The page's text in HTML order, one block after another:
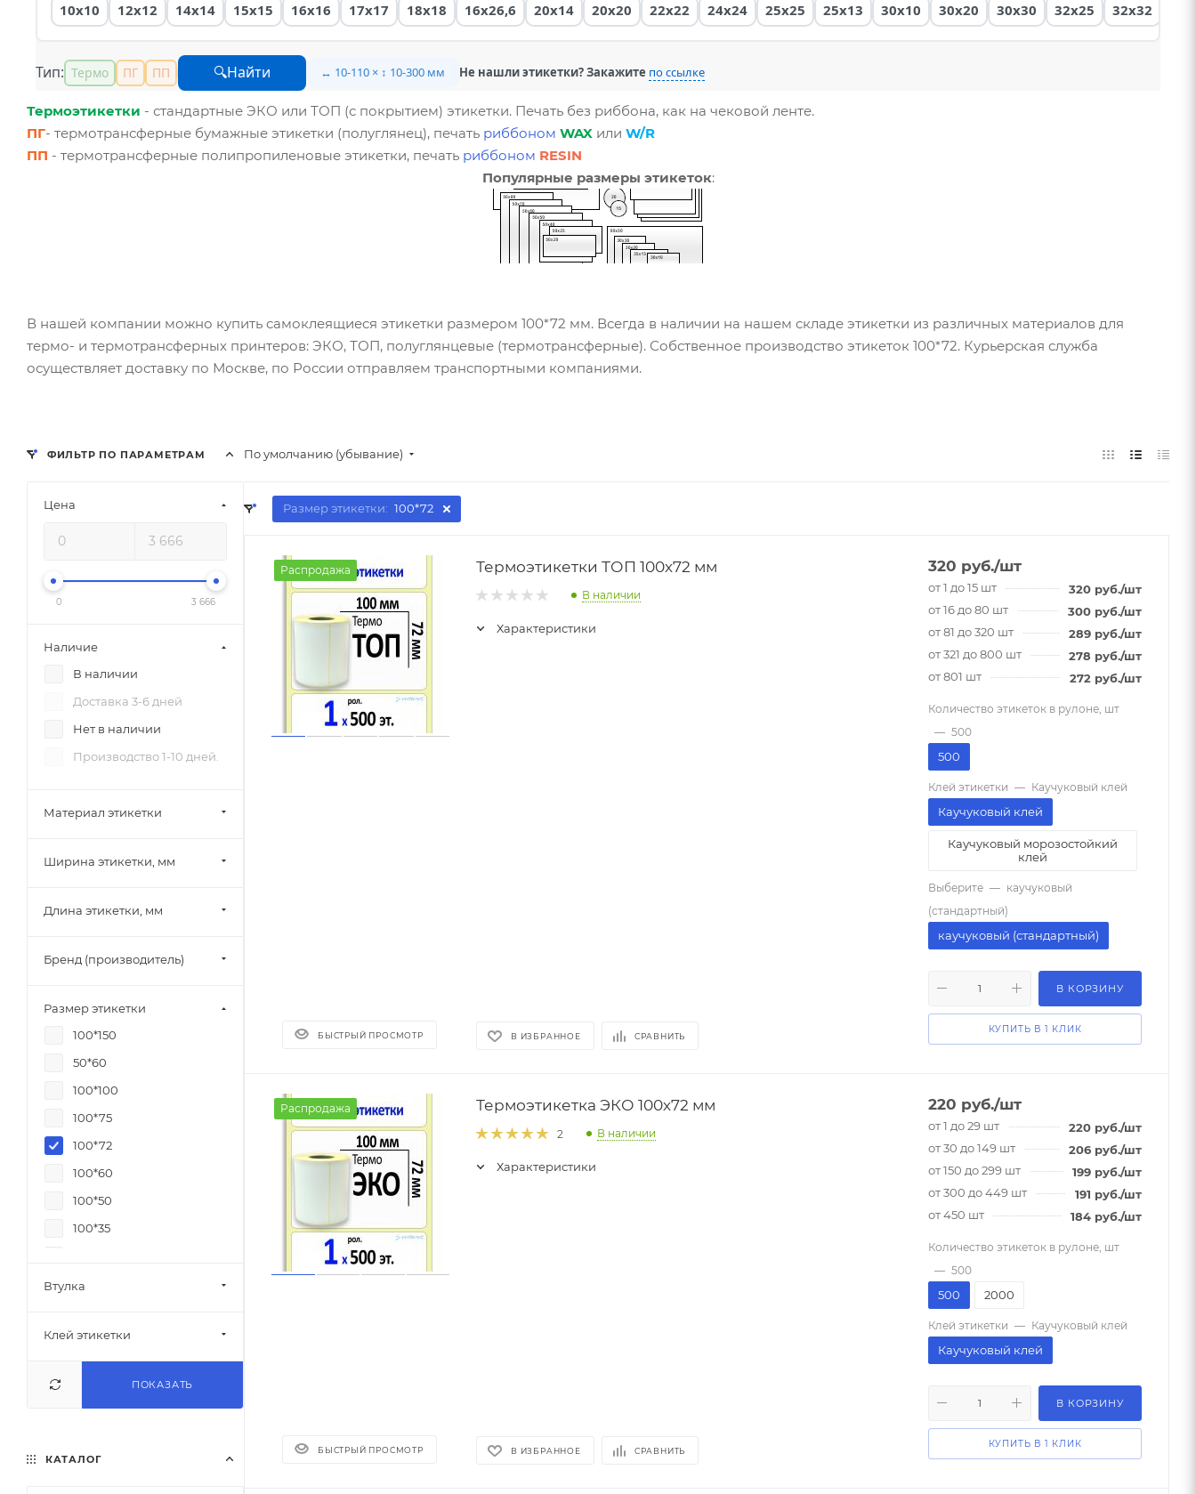
10x10 12x12 14x14 15x15 16x16 17x17 18x18 16x26,6 20x14 20x20 22x22 24x24 25x25 25x13 30x10 30x20 30x30 32x25 32x32
Тип: Термо ПГ ПП 🔍Найти ↔ 10-110 × ↕ 10-300 мм Не нашли этикетки? Закажите по ссылке
Термоэтикетки - стандартные ЭКО или ТОП (с покрытием) этикетки. Печать без риббона, как на чековой ленте.
ПГ- термотрансферные бумажные этикетки (полуглянец), печать риббоном WAX или W/R
ПП - термотрансферные полипропиленовые этикетки, печать риббоном RESIN
Популярные размеры этикеток:
В нашей компании можно купить самоклеящиеся этикетки размером 100*72 мм. Всегда в наличии на нашем складе этикетки из различных материалов для
термо- и термотрансферных принтеров: ЭКО, ТОП, полуглянцевые (термотрансферные). Собственное производство этикеток 100*72. Курьерская служба
осуществляет доставку по Москве, по России отправляем транспортными компаниями.
По умолчанию (убывание)
Размер этикетки: 100*72
Распродажа
БЫСТРЫЙ ПРОСМОТР
Термоэтикетки ТОП 100х72 мм
В наличии
Характеристики
В ИЗБРАННОЕ СРАВНИТЬ
320 руб./шт
от 1 до 15 шт 320 руб./шт
от 16 до 80 шт
300 руб./шт
от 81 до 320 шт
289 руб./шт
от 321 до 800 шт
278 руб./шт
от 801 шт
272 руб./шт
Количество этикеток в рулоне, шт
— 500
500
Клей этикетки — Каучуковый клей
Каучуковый клей
Каучуковый морозостойкий
клей
Выберите — каучуковый
(стандартный)
каучуковый (стандартный)
В КОРЗИНУ
КУПИТЬ В 1 КЛИК
Распродажа
БЫСТРЫЙ ПРОСМОТР
Термоэтикетка ЭКО 100х72 мм
2 В наличии
Характеристики
В ИЗБРАННОЕ СРАВНИТЬ
220 руб./шт
от 1 до 29 шт 220 руб./шт
от 30 до 149 шт
206 руб./шт
от 150 до 299 шт
199 руб./шт
от 300 до 449 шт
191 руб./шт
от 450 шт
184 руб./шт
Количество этикеток в рулоне, шт
— 500
500 2000
Клей этикетки — Каучуковый клей
Каучуковый клей
В КОРЗИНУ
КУПИТЬ В 1 КЛИК
ФИЛЬТР ПО ПАРАМЕТРАМ
Цена
0 3 666
Наличие
В наличии
Доставка 3-6 дней
Нет в наличии
Производство 1-10 дней.
Материал этикетки
Ширина этикетки, мм
Длина этикетки, мм
Бренд (производитель)
Размер этикетки
100*150
50*60
100*100
100*75
100*72
100*60
100*50
100*35
75*120 Ozon
58*80
58*60
Втулка
Клей этикетки
ПОКАЗАТЬ
КАТАЛОГ